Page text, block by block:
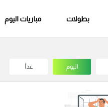
بطولات مباريات اليوم
اليوم غداً